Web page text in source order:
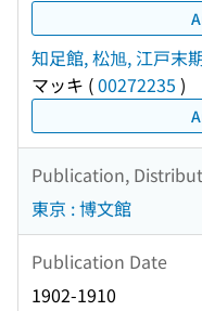
知足館, 松旭, 江戸末
マッキ (00272235 )
Publication,
東京 : 博文館
Publication Date
1902-1910